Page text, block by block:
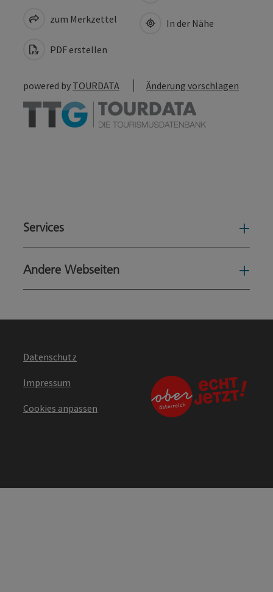
zum Merkzettel
PDF erstellen
In der Nähe
powered by TOURDATA Änderung vorschlagen
Services
Andere Webseiten
Datenschutz
Impressum
Cookies anpassen